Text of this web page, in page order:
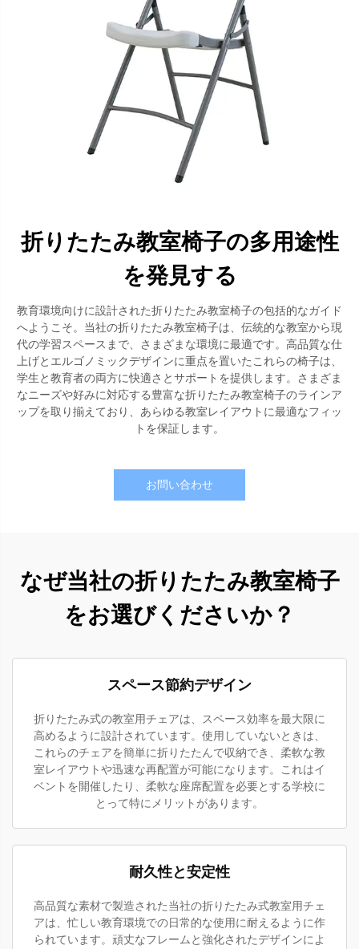
折りたたみ教室椅子の多用途性
を発見する
教育環境向けに設計された折りたたみ教室椅子の包括的なガイド
へようこそ。当社の折りたたみ教室椅子は、伝統的な教室から現
代の学習スペースまで、さまざまな環境に最適です。高品質な仕
上げとエルゴノミックデザインに重点を置いたこれらの椅子は、
学生と教育者の両方に快適さとサポートを提供します。さまざま
なニーズや好みに対応する豊富な折りたたみ教室椅子のラインア
ップを取り揃えており、あらゆる教室レイアウトに最適なフィッ
トを保証します。
お問い合わせ
なぜ当社の折りたたみ教室椅子
をお選びくださいか？
スペース節約デザイン
折りたたみ式の教室用チェアは、スペース効率を最大限に
高めるように設計されています。使用していないときは、
これらのチェアを簡単に折りたたんで収納でき、柔軟な教
室レイアウトや迅速な再配置が可能になります。これはイ
ベントを開催したり、柔軟な座席配置を必要とする学校に
とって特にメリットがあります。
耐久性と安定性
高品質な素材で製造された当社の折りたたみ式教室用チェ
アは、忙しい教育環境での日常的な使用に耐えるように作
られています。頑丈なフレームと強化されたデザインによ